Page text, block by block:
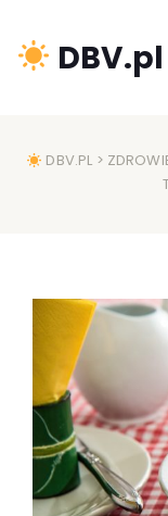
DBV.pl
DBV.PL >